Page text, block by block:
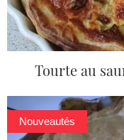
Tourte au
Nouveautés